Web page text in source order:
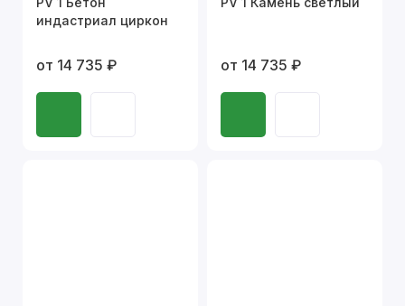
индастриал циркон
от 14 735 ₽ от 14 735 ₽